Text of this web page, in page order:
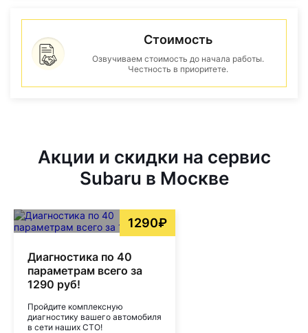
Стоимость
Озвучиваем стоимость до начала работы.
Честность в приоритете.
Акции и скидки на сервис
Subaru в Москве
1290₽
Диагностика по 40
параметрам всего за
1290 руб!
Пройдите комплексную
диагностику вашего автомобиля
в сети наших СТО!